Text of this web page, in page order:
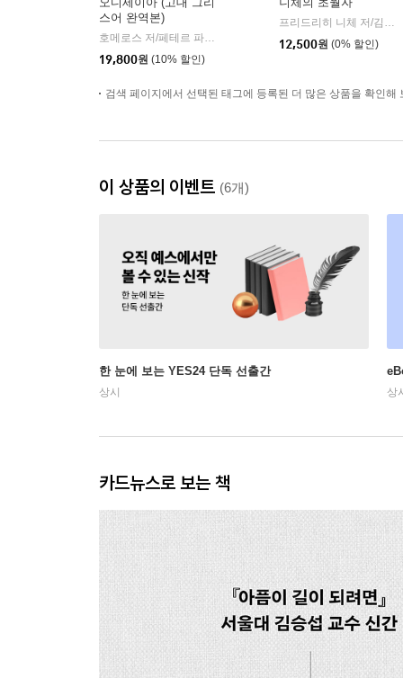
스어 완역본)
| 현대지성
19,800원 (10% 할인)
12,500원 (0% 할인)
검색 페이지에서 선택된 태그에 등록된 더 많은 상품을 확인해
이 상품의 이벤트 (6개)
한 눈에 보는 YES24 단독 선출간
상시 상
카드뉴스로 보는 책